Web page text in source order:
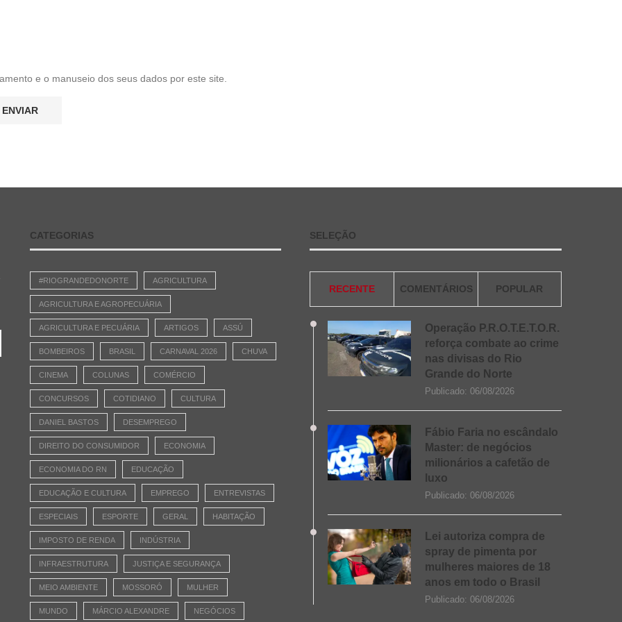
e o manuseio dos seus dados por este site.
CATEGORIAS
#RIOGRANDEDONORTE AGRICULTURA
AGRICULTURA E AGROPECUÁRIA
AGRICULTURA E PECUÁRIA ARTIGOS ASSÚ
BOMBEIROS BRASIL CARNAVAL 2026 CHUVA
CINEMA COLUNAS COMÉRCIO
CONCURSOS COTIDIANO CULTURA
DANIEL BASTOS DESEMPREGO
DIREITO DO CONSUMIDOR ECONOMIA
ECONOMIA DO RN EDUCAÇÃO
EDUCAÇÃO E CULTURA EMPREGO ENTREVISTAS
ESPECIAIS ESPORTE GERAL HABITAÇÃO
IMPOSTO DE RENDA INDÚSTRIA
INFRAESTRUTURA JUSTIÇA E SEGURANÇA
MEIO AMBIENTE MOSSORÓ MULHER
MUNDO MÁRCIO ALEXANDRE NEGÓCIOS
SELEÇÃO
RECENTE COMENTÁRIOS POPULAR
Operação P.R.O.T.E.T.O.R.
reforça combate ao crime
nas divisas do Rio
Grande do Norte
Publicado: 06/08/2026
Fábio Faria no escândalo
Master: de negócios
milionários a cafetão de
luxo
Publicado: 06/08/2026
Lei autoriza compra de
spray de pimenta por
mulheres maiores de 18
anos em todo o Brasil
Publicado: 06/08/2026